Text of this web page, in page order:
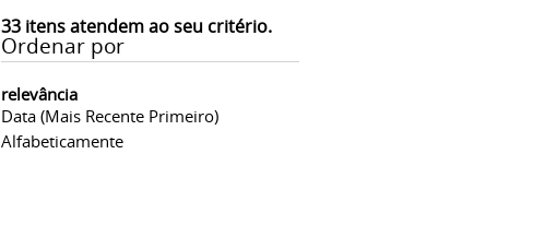
33itens atendem ao seu critério.
Ordenar por
relevância
Data (mais Recente Primeiro)
Alfabeticamente